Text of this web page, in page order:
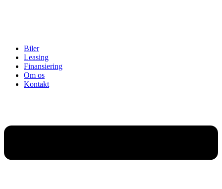
Biler
Leasing
Finansiering
Om os
Kontakt